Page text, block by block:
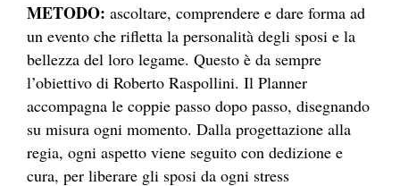
METODO: ascoltare, comprendere e dare forma ad
un evento che rifletta la personalità degli sposi e la
bellezza del loro legame. Questo è da sempre
l’obiettivo di Roberto Raspollini. Il Planner
accompagna le coppie passo dopo passo, disegnando
su misura ogni momento. Dalla progettazione alla
regia, ogni aspetto viene seguito con dedizione e
cura, per liberare gli sposi da ogni stress